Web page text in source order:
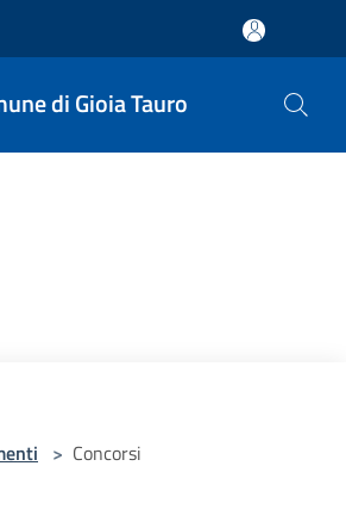
di Gioia Tauro
> Concorsi